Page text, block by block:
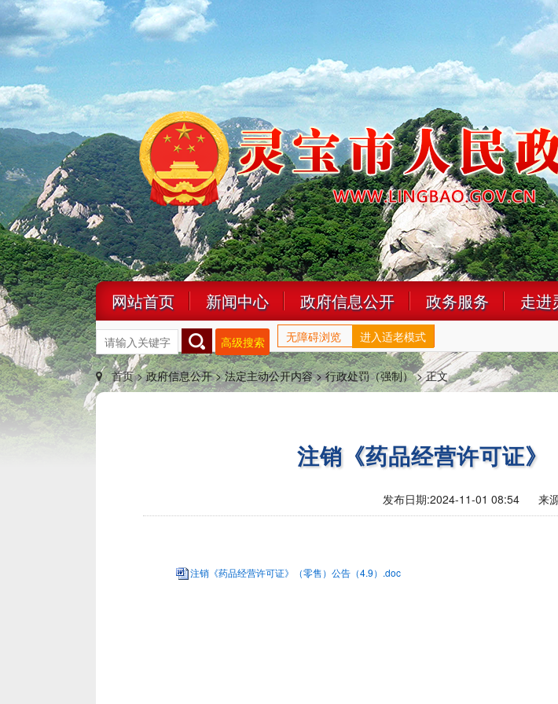
网站首页 新闻中心 政府信息公开 政务服务 走进
高级搜索 无障碍浏览 进入适老模式
首页 >政府信息公开 >法定主动公开内容 >行政处罚（强制） >正文
注销《药品经营许可证》
发布日期:2024-11-01 08:54 来
注销《药品经营许可证》（零售）公告（4.9）.doc